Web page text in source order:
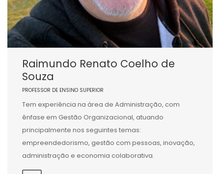
Raimundo Renato Coelho de
Souza
PROFESSOR DE ENSINO SUPERIOR
Tem experiência na área de Administração, com
ênfase em Gestão Organizacional, atuando
principalmente nos seguintes temas:
empreendedorismo, gestão com pessoas, inovação,
administração e economia colaborativa.